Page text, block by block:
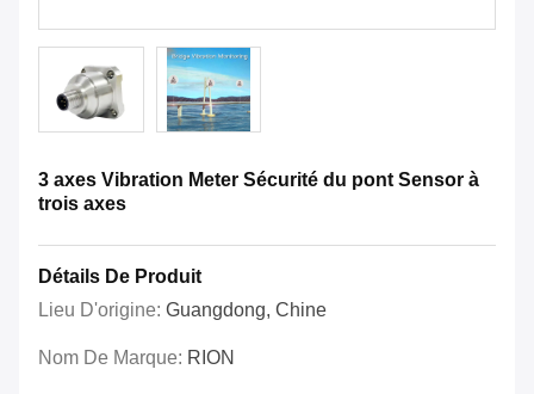
3 axes Vibration Meter Sécurité du pont Sensor à
trois axes
Détails De Produit
Lieu D'origine: Guangdong, Chine
Nom De Marque: RION